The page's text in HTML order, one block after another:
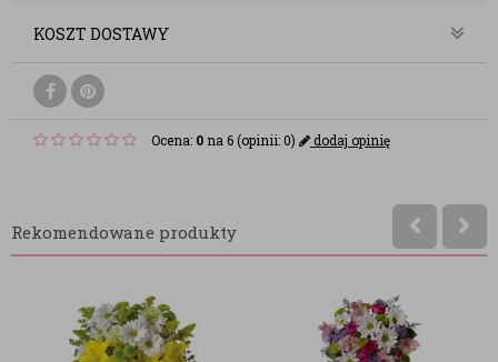
KOSZT DOSTAWY
Ocena: 0 na 6 (opinii: 0) dodaj opinię
Rekomendowane produkty